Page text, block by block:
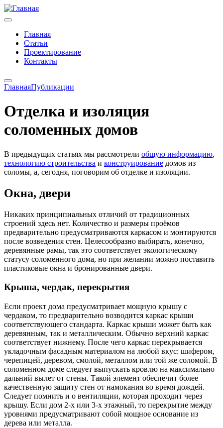
Главная
Статьи
Проектирование
Контакты
ГлавнаяПубликации
Отделка и изоляция
соломенных домов
В предыдущих статьях мы рассмотрели общую информацию,
технологию строительства и конструирование домов из
соломы, а, сегодня, поговорим об отделке и изоляции.
Окна, двери
Никаких принципиальных отличий от традиционных
строений здесь нет. Количество и размеры проёмов
предварительно предусматриваются каркасом и монтируются
после возведения стен. Целесообразно выбирать, конечно,
деревянные рамы, так это соответствует экологическому
статусу соломенного дома, но при желании можно поставить
пластиковые окна и бронированные двери.
Крыша, чердак, перекрытия
Если проект дома предусматривает мощную крышу с
чердаком, то предварительно возводится каркас крыши
соответствующего стандарта. Каркас крыши может быть как
деревянным, так и металлическим. Обычно верхний каркас
соответствует нижнему. После чего каркас перекрывается
укладочным фасадным материалом на любой вкус: шифером,
черепицей, деревом, смолой, металлом или той же соломой. В
соломенном доме следует выпускать кровлю на максимально
дальний вылет от стены. Такой элемент обеспечит более
качественную защиту стен от намокания во время дождей.
Следует помнить и о вентиляции, которая проходит через
крышу. Если дом 2-х или 3-х этажный, то перекрытие между
уровнями предусматривают собой мощное основание из
дерева или металла.